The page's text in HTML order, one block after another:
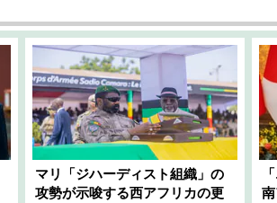
マリ「ジハーディスト組織」の
攻勢が示唆する西アフリカの更